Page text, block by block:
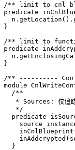
/** limit to
predicate
  n.
getLocation ().
}
/** limit to
predicate
  n.
}
/** ----------
module
  /**
* Sources: 仅追
   */
  predicate
    source
    inCnlBlueprint
    inAddcrypted
  }